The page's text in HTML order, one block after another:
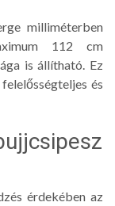
milliméterben
112 cm
is állítható. Ez
és
érdekében az